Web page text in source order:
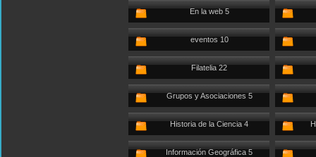
En la web 5
eventos 10
Filatelia 22
Grupos y Asociaciones 5
Historia de la Ciencia 4
Información Geográfica 5